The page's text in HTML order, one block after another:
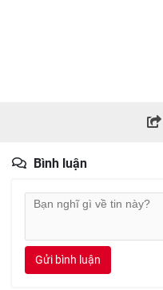
Bình luận
Gửi bình luận